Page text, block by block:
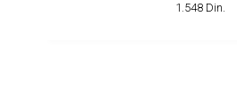
1.548 Din.